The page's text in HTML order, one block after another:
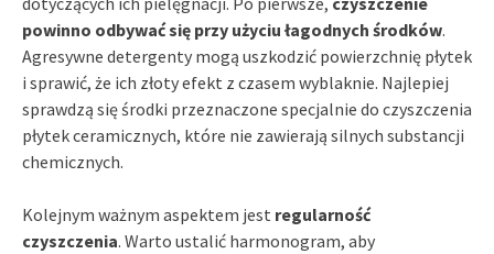
powinno odbywać się przy użyciu łagodnych środków.
Agresywne detergenty mogą uszkodzić powierzchnię płytek
i sprawić, że ich złoty efekt z czasem wyblaknie. Najlepiej
sprawdzą się środki przeznaczone specjalnie do czyszczenia
płytek ceramicznych, które nie zawierają silnych substancji
chemicznych.
Kolejnym ważnym aspektem jest regularność
czyszczenia. Warto ustalić harmonogram, aby